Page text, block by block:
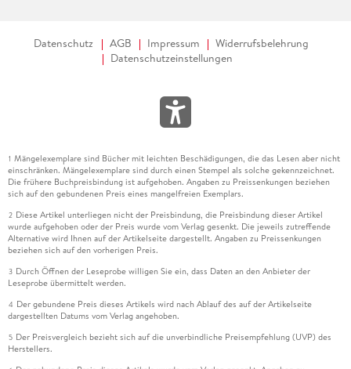
Datenschutz AGB Impressum
Widerrufsbelehrung
Datenschutzeinstellungen
1 Mängelexemplare sind Bücher mit leichten Beschädigungen, die das Lesen aber nicht
einschränken. Mängelexemplare sind durch einen Stempel als solche gekennzeichnet.
Die frühere Buchpreisbindung ist aufgehoben. Angaben zu Preissenkungen beziehen
sich auf den gebundenen Preis eines mangelfreien Exemplars.
2 Diese Artikel unterliegen nicht der Preisbindung, die Preisbindung dieser Artikel
wurde aufgehoben oder der Preis wurde vom Verlag gesenkt. Die jeweils zutreffende
Alternative wird Ihnen auf der Artikelseite dargestellt. Angaben zu Preissenkungen
beziehen sich auf den vorherigen Preis.
3 Durch Öffnen der Leseprobe willigen Sie ein, dass Daten an den Anbieter der
Leseprobe übermittelt werden.
4 Der gebundene Preis dieses Artikels wird nach Ablauf des auf der Artikelseite
dargestellten Datums vom Verlag angehoben.
5 Der Preisvergleich bezieht sich auf die unverbindliche Preisempfehlung (UVP) des
Herstellers.